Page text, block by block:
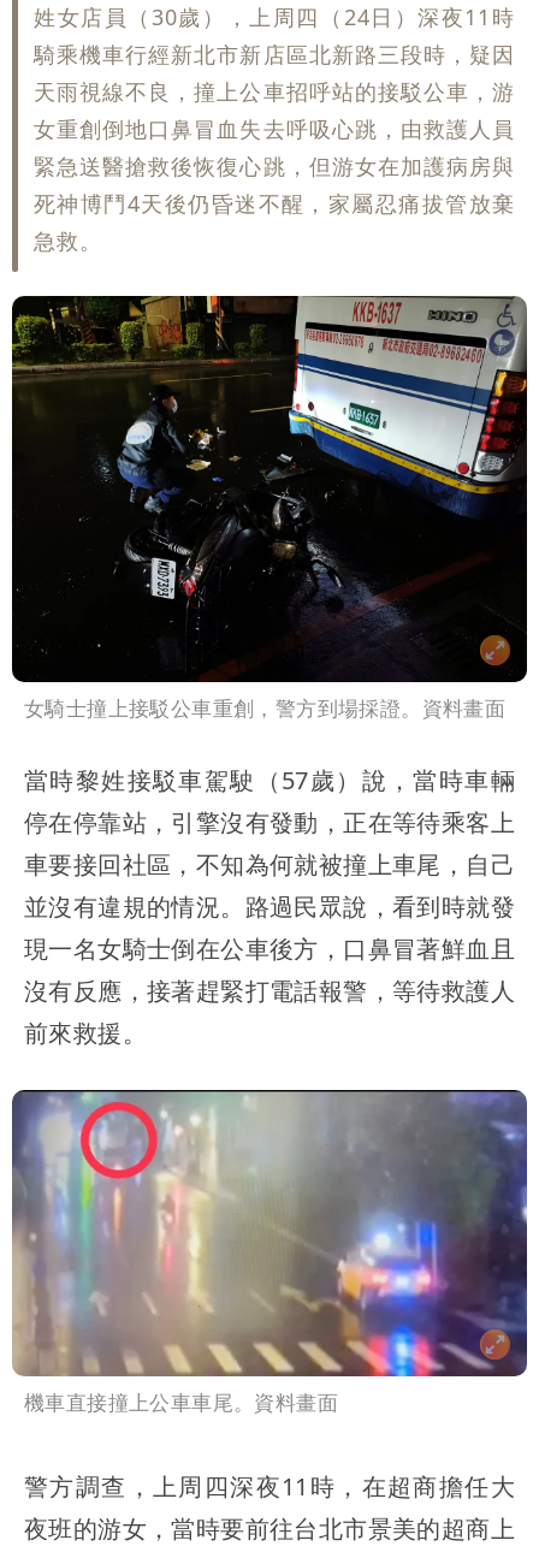
電一檔狂賺76億
賴清德「總統級嘲諷」嗆爆盧秀燕！8年
總帳一次掀翻
70歲姜厚任攜小2輪女友現身！交往原因
超Man
駐英台北代表處徵助理 薪資99K！工作
內容讓人看傻
白海豚明恐海警！全台大雨3天「這區下
說話了
姓女店員（30歲），上周四（24日）深夜11時
騎乘機車行經新北市新店區北新路三段時，疑因
天雨視線不良，撞上公車招呼站的接駁公車，游
女重創倒地口鼻冒血失去呼吸心跳，由救護人員
緊急送醫搶救後恢復心跳，但游女在加護病房與
死神博鬥4天後仍昏迷不醒，家屬忍痛拔管放棄
急救。
女騎士撞上接駁公車重創，警方到場採證。資料畫面
當時黎姓接駁車駕駛（57歲）說，當時車輛
停在停靠站，引擎沒有發動，正在等待乘客上
車要接回社區，不知為何就被撞上車尾，自己
並沒有違規的情況。路過民眾說，看到時就發
現一名女騎士倒在公車後方，口鼻冒著鮮血且
沒有反應，接著趕緊打電話報警，等待救護人
前來救援。
機車直接撞上公車車尾。資料畫面
警方調查，上周四深夜11時，在超商擔任大
夜班的游女，當時要前往台北市景美的超商上